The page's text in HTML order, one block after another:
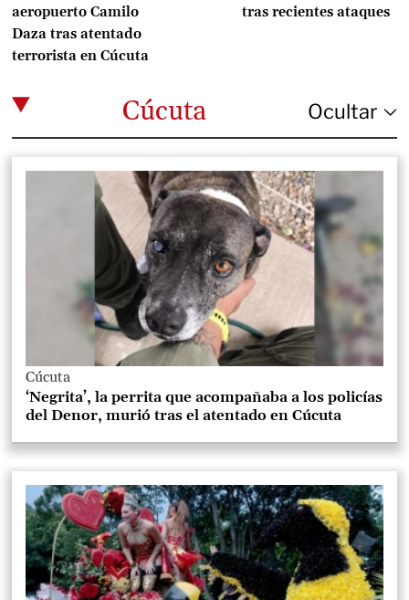
aeropuerto Camilo
Daza tras atentado
terrorista en Cúcuta
tras recientes ataques
Cúcuta
Cúcuta
‘Negrita’, la perrita que acompañaba a los policías
del Denor, murió tras el atentado en Cúcuta